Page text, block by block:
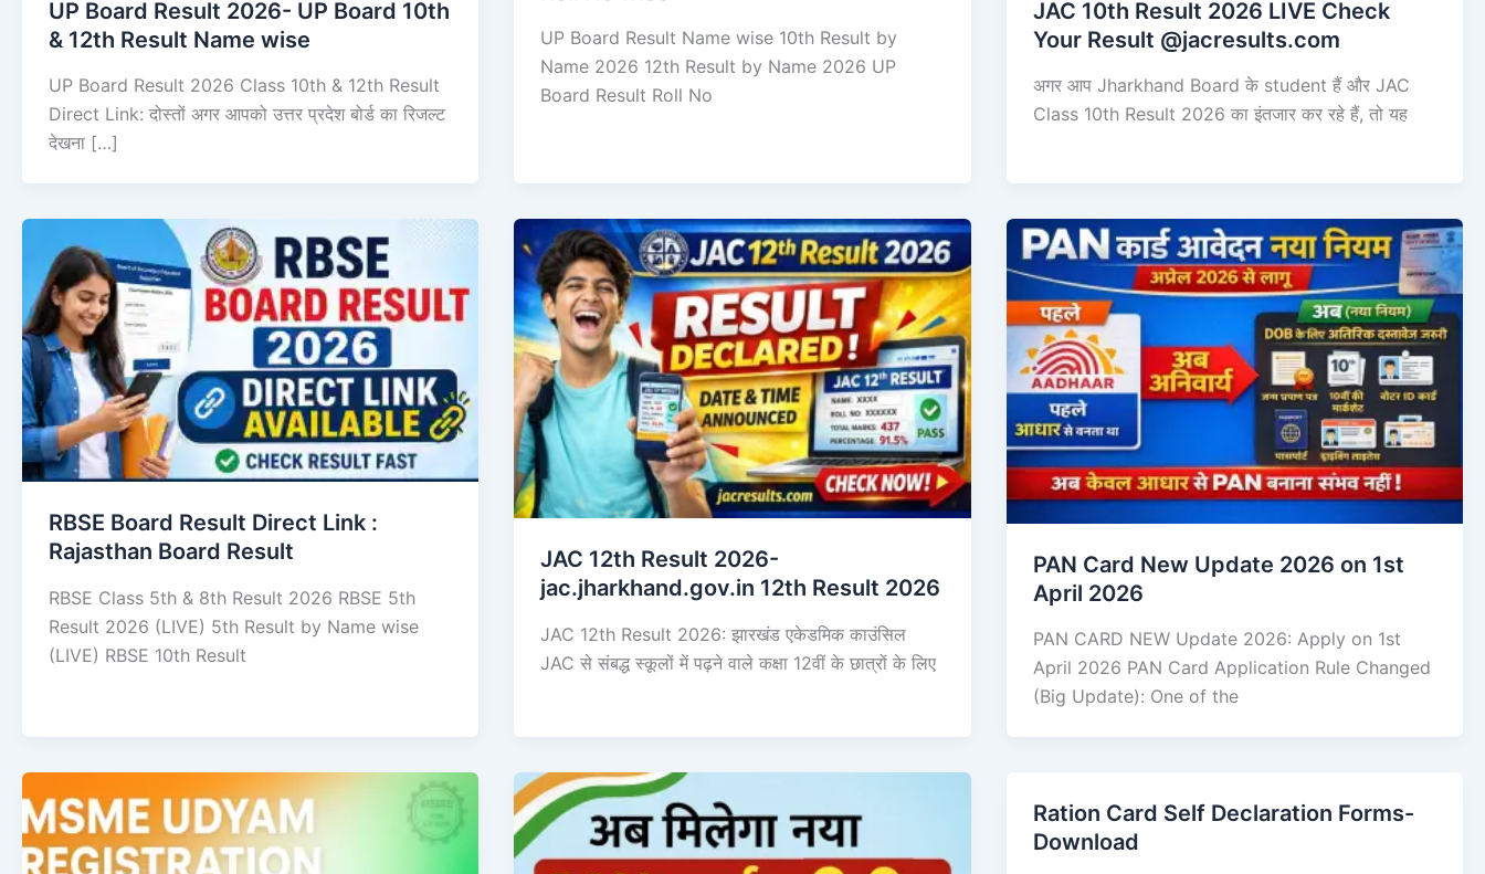
UP Board Result 2026- UP Board 10th
& 12th Result Name wise
UP Board Result 2026 Class 10th & 12th Result
Direct Link: दोस्तों अगर आपको उत्तर प्रदेश बोर्ड का रिजल्ट
देखना […]
UP Board Result Name wise 10th Result by
Name 2026 12th Result by Name 2026 UP
Board Result Roll No
JAC 10th Result 2026 LIVE Check
Your Result @jacresults.com
अगर आप Jharkhand Board के student हैं और JAC
Class 10th Result 2026 का इंतजार कर रहे हैं, तो यह
RBSE Board Result Direct Link : ​
Rajasthan Board Result
RBSE Class 5th & 8th Result 2026 RBSE 5th
Result 2026 (LIVE) 5th Result by Name wise
(LIVE) RBSE 10th Result
JAC 12th Result 2026-
jac.jharkhand.gov.in 12th Result 2026
JAC 12th Result 2026: झारखंड एकेडमिक काउंसिल
JAC से संबद्ध स्कूलों में पढ़ने वाले कक्षा 12वीं के छात्रों के लिए
PAN Card New Update 2026 on 1st
April 2026
PAN CARD NEW Update 2026: Apply on 1st
April 2026 PAN Card Application Rule Changed
(Big Update): One of the
Ration Card Self Declaration Forms-
Download